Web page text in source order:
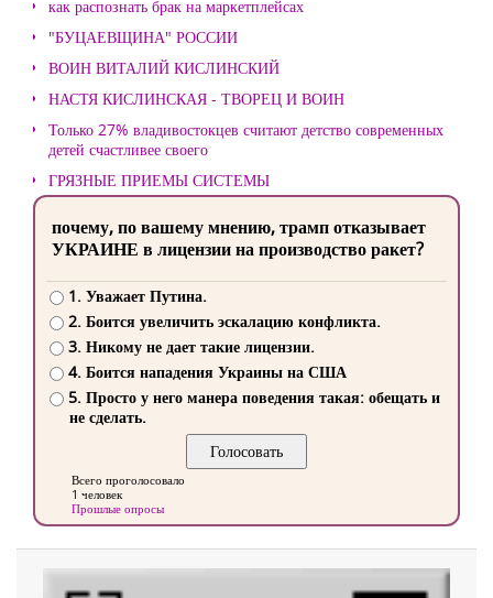
как распознать брак на маркетплейсах
"БУЦАЕВЩИНА" РОССИИ
ВОИН ВИТАЛИЙ КИСЛИНСКИЙ
НАСТЯ КИСЛИНСКАЯ - ТВОРЕЦ И ВОИН
Только 27% владивостокцев считают детство современных
детей счастливее своего
ГРЯЗНЫЕ ПРИЕМЫ СИСТЕМЫ
почему, по вашему мнению, трамп отказывает
УКРАИНЕ в лицензии на производство ракет?
1. Уважает Путина.
2. Боится увеличить эскалацию конфликта.
3. Никому не дает такие лицензии.
4. Боится нападения Украины на США
5. Просто у него манера поведения такая: обещать и
не сделать.
Всего проголосовало
1 человек
Прошлые опросы